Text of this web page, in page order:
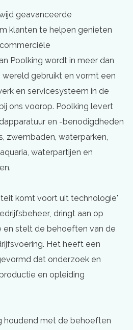
geavanceerde
klanten te helpen genieten
Poolking wordt in meer dan
gebruikt en vormt een
en servicesysteem in de
ons voorop. Poolking levert
en -benodigdheden
zwembaden, waterparken,
waterpartijen en
komt voort uit technologie"
dringt aan op
en stelt de behoeften van de
Het heeft een
dat onderzoek en
en opleiding
houdend met de behoeften